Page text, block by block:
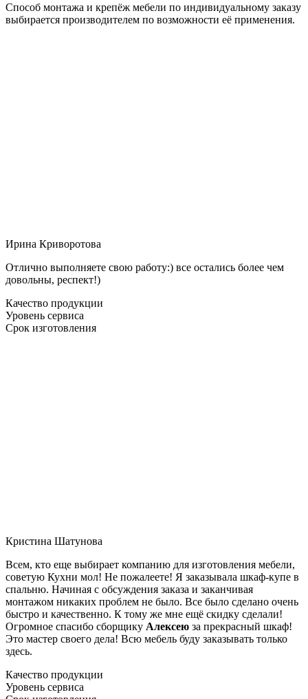
Способ монтажа и крепёж мебели по индивидуальному заказу
выбирается производителем по возможности её применения.
Ирина Криворотова
Отлично выполняете свою работу:) все остались более чем
довольны, респект!)
Качество продукции
Уровень сервиса
Срок изготовления
Кристина Шатунова
Всем, кто еще выбирает компанию для изготовления мебели,
советую Кухни мол! Не пожалеете! Я заказывала шкаф-купе в
спальню. Начиная с обсуждения заказа и заканчивая
монтажом никаких проблем не было. Все было сделано очень
быстро и качественно. К тому же мне ещё скидку сделали!
Огромное спасибо сборщику Алексею за прекрасный шкаф!
Это мастер своего дела! Всю мебель буду заказывать только
здесь.
Качество продукции
Уровень сервиса